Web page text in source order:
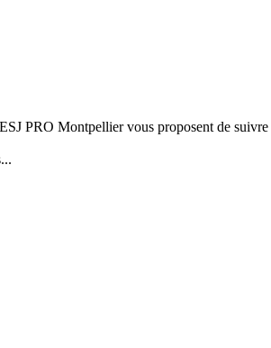
PRO Montpellier vous proposent de